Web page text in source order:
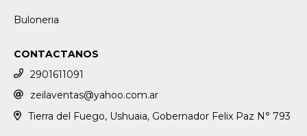
Buloneria
CONTACTANOS
2901611091
zeilaventas@yahoo.com.ar
Tierra del Fuego, Ushuaia, Gobernador Felix Paz N° 793